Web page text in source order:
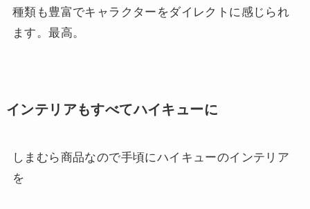
種類も豊富でキャラクターをダイレクトに感じられ
ます。最高。
インテリアもすべてハイキューに
しまむら商品なので手頃にハイキューのインテリア
を